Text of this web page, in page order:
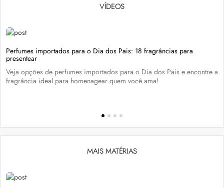
VÍDEOS
Perfumes importados para o Dia dos Pais: 18 fragrâncias para
presentear
Veja opções de perfumes importados para o Dia dos Pais e encontre a
fragrância ideal para homenagear quem você ama!
MAIS MATÉRIAS